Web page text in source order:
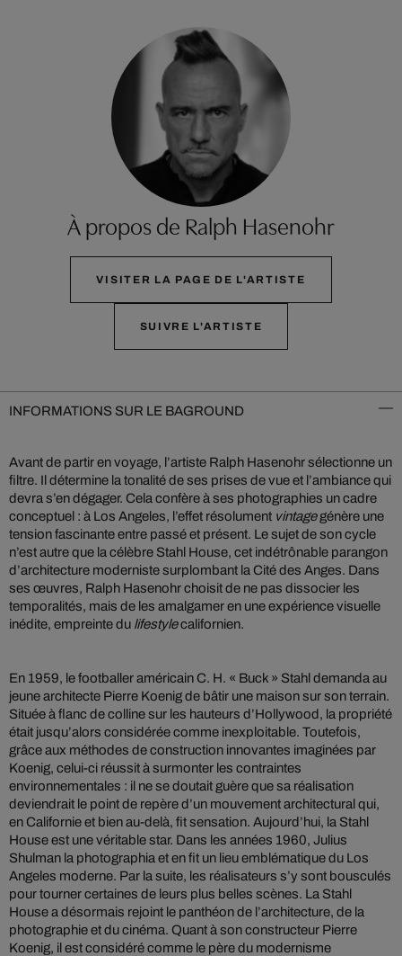
À propos de Ralph Hasenohr
VISITER LA PAGE DE L'ARTISTE
SUIVRE L'ARTISTE
INFORMATIONS SUR LE BAGROUND
Avant de partir en voyage, l’artiste Ralph Hasenohr sélectionne un
filtre. Il détermine la tonalité de ses prises de vue et l’ambiance qui
devra s’en dégager. Cela confère à ses photographies un cadre
conceptuel : à Los Angeles, l’effet résolument vintagegénère une
tension fascinante entre passé et présent. Le sujet de son cycle
n’est autre que la célèbre Stahl House, cet indétrônable parangon
d’architecture moderniste surplombant la Cité des Anges. Dans
ses œuvres, Ralph Hasenohr choisit de ne pas dissocier les
temporalités, mais de les amalgamer en une expérience visuelle
inédite, empreinte du lifestylecalifornien.
En 1959, le footballer américain C. H. « Buck » Stahl demanda au
jeune architecte Pierre Koenig de bâtir une maison sur son terrain.
Située à flanc de colline sur les hauteurs d’Hollywood, la propriété
était jusqu’alors considérée comme inexploitable. Toutefois,
grâce aux méthodes de construction innovantes imaginées par
Koenig, celui-ci réussit à surmonter les contraintes
environnementales : il ne se doutait guère que sa réalisation
deviendrait le point de repère d’un mouvement architectural qui,
en Californie et bien au-delà, fit sensation. Aujourd’hui, la Stahl
House est une véritable star. Dans les années 1960, Julius
Shulman la photographia et en fit un lieu emblématique du Los
Angeles moderne. Par la suite, les réalisateurs s’y sont bousculés
pour tourner certaines de leurs plus belles scènes. La Stahl
House a désormais rejoint le panthéon de l’architecture, de la
photographie et du cinéma. Quant à son constructeur Pierre
Koenig, il est considéré comme le père du modernisme